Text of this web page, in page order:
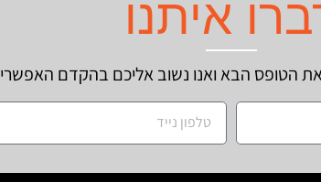
איתנו
הטופס הבא ואנו נשוב אליכם בהקדם האפשרי